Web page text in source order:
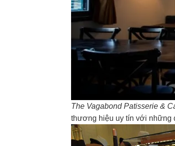
The Vagabond Patisserie &
thương hiệu uy tín với những